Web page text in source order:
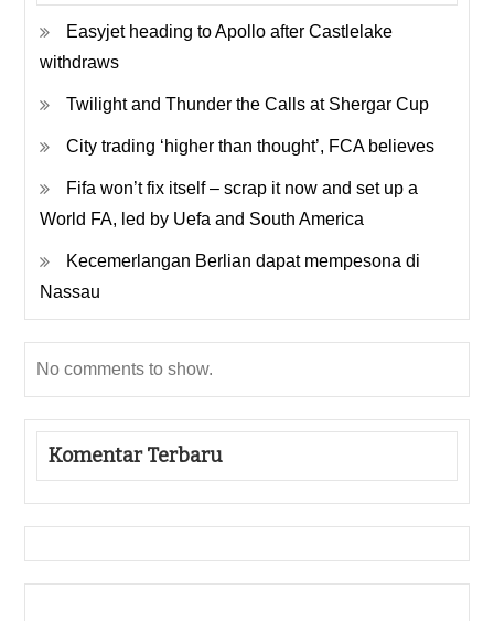
Easyjet heading to Apollo after Castlelake
withdraws
Twilight and Thunder the Calls at Shergar Cup
City trading ‘higher than thought’, FCA believes
Fifa won’t fix itself – scrap it now and set up a
World FA, led by Uefa and South America
Kecemerlangan Berlian dapat mempesona di
Nassau
No comments to show.
Komentar Terbaru